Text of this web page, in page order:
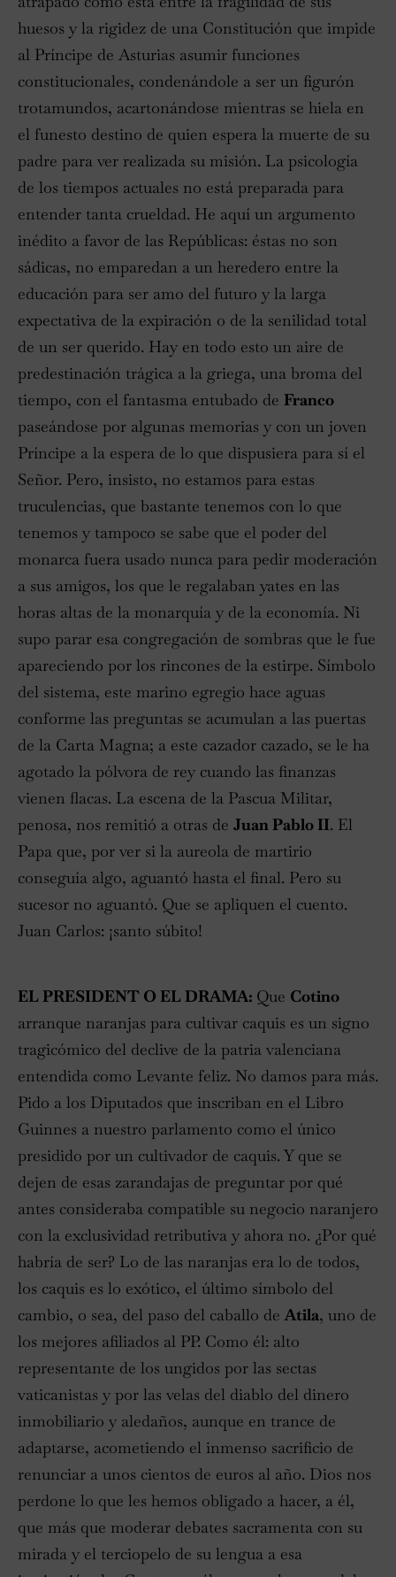
huesos y la rigidez de una Constitución que impide
al Príncipe de Asturias asumir funciones
constitucionales, condenándole a ser un figurón
trotamundos, acartonándose mientras se hiela en
el funesto destino de quien espera la muerte de su
padre para ver realizada su misión. La psicología
de los tiempos actuales no está preparada para
entender tanta crueldad. He aquí un argumento
inédito a favor de las Repúblicas: éstas no son
sádicas, no emparedan a un heredero entre la
educación para ser amo del futuro y la larga
expectativa de la expiración o de la senilidad total
de un ser querido. Hay en todo esto un aire de
predestinación trágica a la griega, una broma del
tiempo, con el fantasma entubado de Franco
paseándose por algunas memorias y con un joven
Príncipe a la espera de lo que dispusiera para sí el
Señor. Pero, insisto, no estamos para estas
truculencias, que bastante tenemos con lo que
tenemos y tampoco se sabe que el poder del
monarca fuera usado nunca para pedir moderación
a sus amigos, los que le regalaban yates en las
horas altas de la monarquía y de la economía. Ni
supo parar esa congregación de sombras que le fue
apareciendo por los rincones de la estirpe. Símbolo
del sistema, este marino egregio hace aguas
conforme las preguntas se acumulan a las puertas
de la Carta Magna; a este cazador cazado, se le ha
agotado la pólvora de rey cuando las finanzas
vienen flacas. La escena de la Pascua Militar,
penosa, nos remitió a otras de Juan Pablo II. El
Papa que, por ver si la aureola de martirio
conseguía algo, aguantó hasta el final. Pero su
sucesor no aguantó. Que se apliquen el cuento.
Juan Carlos: ¡santo súbito!
EL PRESIDENT O EL DRAMA: Que Cotino
arranque naranjas para cultivar caquis es un signo
tragicómico del declive de la patria valenciana
entendida como Levante feliz. No damos para más.
Pido a los Diputados que inscriban en el Libro
Guinnes a nuestro parlamento como el único
presidido por un cultivador de caquis. Y que se
dejen de esas zarandajas de preguntar por qué
antes consideraba compatible su negocio naranjero
con la exclusividad retributiva y ahora no. ¿Por qué
habría de ser? Lo de las naranjas era lo de todos,
los caquis es lo exótico, el último símbolo del
cambio, o sea, del paso del caballo de Atila, uno de
los mejores afiliados al PP. Como él: alto
representante de los ungidos por las sectas
vaticanistas y por las velas del diablo del dinero
inmobiliario y aledaños, aunque en trance de
adaptarse, acometiendo el inmenso sacrificio de
renunciar a unos cientos de euros al año. Dios nos
perdone lo que les hemos obligado a hacer, a él,
que más que moderar debates sacramenta con su
mirada y el terciopelo de su lengua a esa